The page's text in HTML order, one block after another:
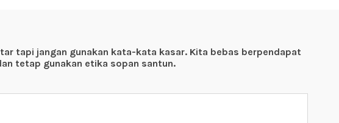
tapi jangan gunakan kata-kata kasar. Kita bebas berpendapat
tetap gunakan etika sopan santun.